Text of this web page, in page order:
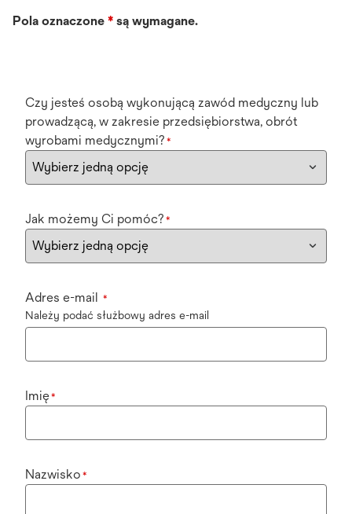
Pola oznaczone * są wymagane.
Czy jesteś osobą wykonującą zawód medyczny lub
prowadzącą, w zakresie przedsiębiorstwa, obrót
wyrobami medycznymi? *
Jak możemy Ci pomóc? *
Adres e-mail *
Należy podać służbowy adres e-mail
Imię*
Nazwisko *